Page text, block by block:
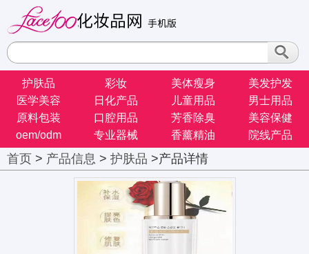
护肤品 彩妆 美体瘦身
美发护发
医学美容
日化产品 儿童用品
男士用品
原料包装
口腔用品 芳香除臭
美容保健
oem/odm
专业器械 香薰精油 院线产品
首页 > 产品信息 > 护肤品 >产品详情